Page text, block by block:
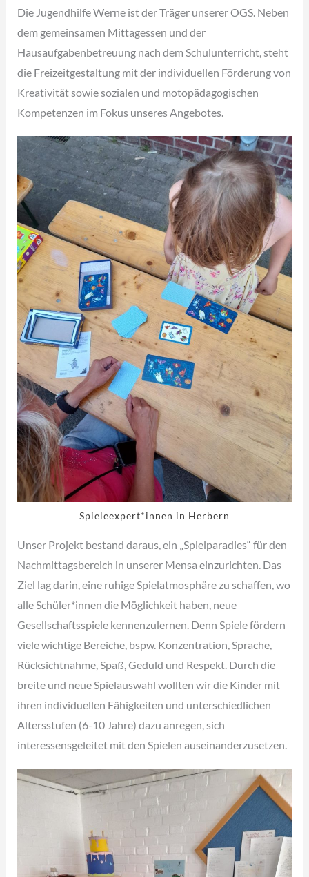
Die Jugendhilfe Werne ist der Träger unserer OGS. Neben
dem gemeinsamen Mittagessen und der
Hausaufgabenbetreuung nach dem Schulunterricht, steht
die Freizeitgestaltung mit der individuellen Förderung von
Kreativität sowie sozialen und motopädagogischen
Kompetenzen im Fokus unseres Angebotes.
Spieleexpert*innen in Herbern
Unser Projekt bestand daraus, ein „Spielparadies“ für den
Nachmittagsbereich in unserer Mensa einzurichten. Das
Ziel lag darin, eine ruhige Spielatmosphäre zu schaffen, wo
alle Schüler*innen die Möglichkeit haben, neue
Gesellschaftsspiele kennenzulernen. Denn Spiele fördern
viele wichtige Bereiche, bspw. Konzentration, Sprache,
Rücksichtnahme, Spaß, Geduld und Respekt. Durch die
breite und neue Spielauswahl wollten wir die Kinder mit
ihren individuellen Fähigkeiten und unterschiedlichen
Altersstufen (6-10 Jahre) dazu anregen, sich
interessensgeleitet mit den Spielen auseinanderzusetzen.